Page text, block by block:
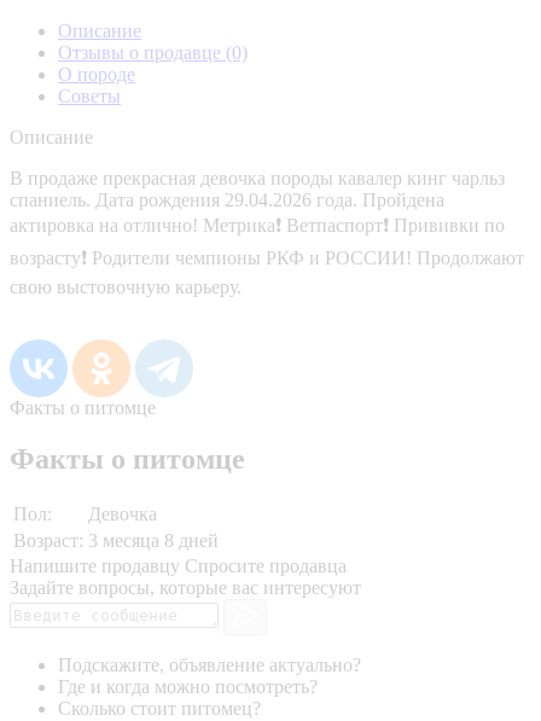
Описание
Отзывы о продавце (0)
О породе
Советы
Описание
В продаже прекрасная девочка породы кавалер кинг чарльз
спаниель. Дата рождения 29.04.2026 года. Пройдена
актировка на отлично! Метрика❗️ Ветпаспорт❗️ Прививки по
возрасту❗️ Родители чемпионы РКФ и РОССИИ! Продолжают
свою выстовочную карьеру.
Факты о питомце
Факты о питомце
Пол:
Девочка
Возраст: 3 месяца 8 дней
Напишите продавцу Спросите продавца
Задайте вопросы, которые вас интересуют
Подскажите, объявление актуально?
Где и когда можно посмотреть?
Сколько стоит питомец?